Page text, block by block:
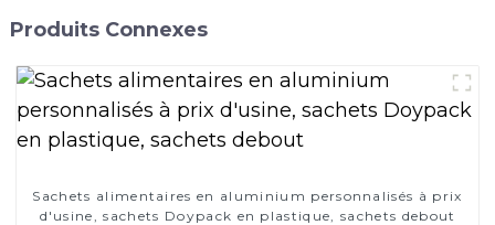
Produits Connexes
Sachets alimentaires en aluminium personnalisés à prix
d'usine, sachets Doypack en plastique, sachets debout